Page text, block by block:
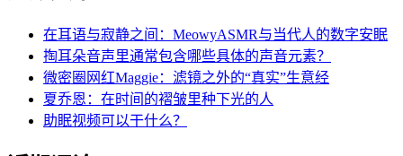
在耳语与寂静之间：MeowyASMR与当代人的数字安眠
掏耳朵音声里通常包含哪些具体的声音元素？
微密圈网红Maggie：滤镜之外的“真实”生意经
夏乔恩：在时间的褶皱里种下光的人
助眠视频可以干什么？